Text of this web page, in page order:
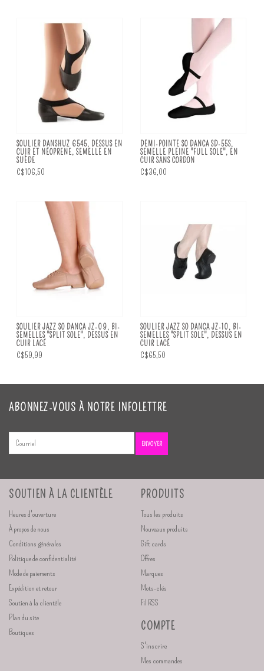
SOULIER DANSHUZ 6545, DESSUS EN
CUIR ET NÉOPRENE, SEMELLE EN
SUÈDE
C$106,50
DEMI-POINTE SO DANCA SD-55S,
SEMELLE PLEINE "FULL SOLE", EN
CUIR SANS CORDON
C$36,00
SOULIER JAZZ SO DANCA JZ-09, BI-
SEMELLES "SPLIT SOLE", DESSUS EN
CUIR LACÉ
C$59,99
SOULIER JAZZ SO DANCA JZ-10, BI-
SEMELLES "SPLIT SOLE", DESSUS EN
CUIR LACÉ
C$65,50
ABONNEZ-VOUS À NOTRE INFOLETTRE
ENVOYER
SOUTIEN À LA CLIENTÈLE
Heures d'ouverture
À propos de nous
Conditions générales
Politique de confidentialité
Mode de paiements
Expédition et retour
Soutien à la clientèle
Plan du site
Boutiques
PRODUITS
Tous les produits
Nouveaux produits
Gift cards
Offres
Marques
Mots-clés
Fil RSS
COMPTE
S'inscrire
Mes commandes